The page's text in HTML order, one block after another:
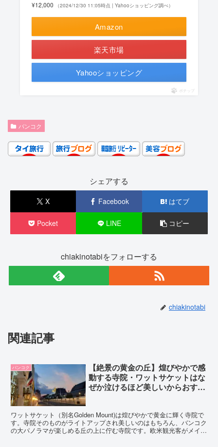
¥12,000
（2024/12/30 11:05時点 | Yahooショッピング調べ）
Amazon
楽天市場
Yahooショッピング
ポチップ
バンコク
シェアする
X Facebook はてブ
Pocket LINE コピー
chiakinotabiをフォローする
chiakinotabi
関連記事
バンコク
【絶景の黄金の丘】煌びやかで感
動する寺院・ワットサケットはな
ぜか泣けるほど美しいからおすす
ワットサケット（別名Golden Mount)は煌びやかで黄金に輝く寺院で
す。寺院そのものがライトアップされ美しいのはもちろん、バンコク
の大パノラマが楽しめる丘の上に佇む寺院です。欧米観光客がメイン